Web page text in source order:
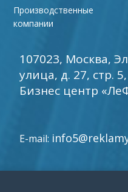
Производственные
компании
107023, Москва,
улица, д. 27, стр.
Бизнес центр
E-mail: